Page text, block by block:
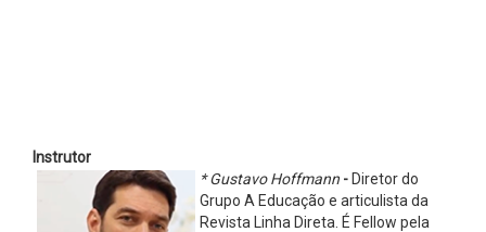
Instrutor
* Gustavo Hoffmann - Diretor do
Grupo A Educação e articulista da
Revista Linha Direta. É Fellow pela